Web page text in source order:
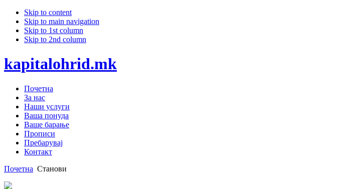
Skip to content
Skip to main navigation
Skip to 1st column
Skip to 2nd column
kapitalohrid.mk
Почетна
За нас
Наши услуги
Ваша понуда
Ваше барање
Прописи
Пребарувај
Контакт
Почетна Станови